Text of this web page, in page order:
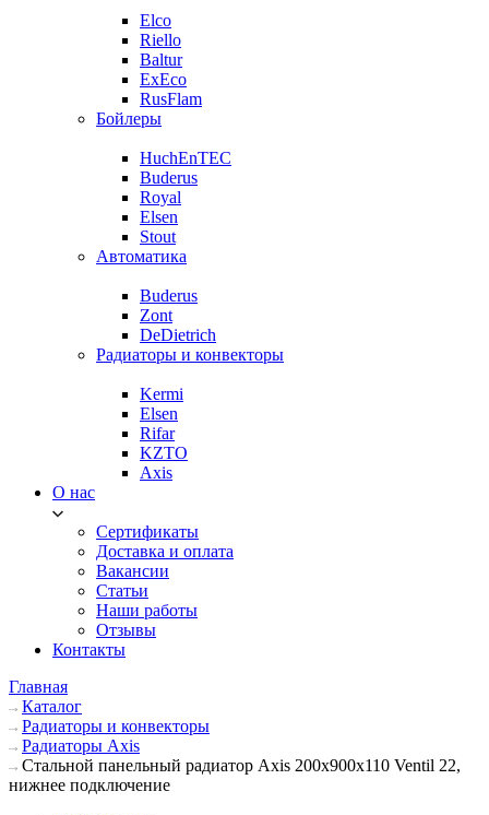
Elco
Riello
Baltur
ExEco
RusFlam
Бойлеры
HuchEnTEC
Buderus
Royal
Elsen
Stout
Автоматика
Buderus
Zont
DeDietrich
Радиаторы и конвекторы
Kermi
Elsen
Rifar
KZTO
Axis
О нас
Сертификаты
Доставка и оплата
Вакансии
Статьи
Наши работы
Отзывы
Контакты
Главная
Каталог
Радиаторы и конвекторы
Радиаторы Axis
Стальной панельный радиатор Axis 200х900х110 Ventil 22,
нижнее подключение